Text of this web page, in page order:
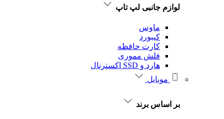
لوازم جانبی لپ تاپ
ماوس
کیبورد
کارت حافظه
فلش مموری
هارد و SSD اکسترنال
موبایل
بر اساس برند